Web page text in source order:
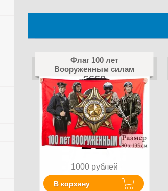
Флаг 100 лет
Вооруженным силам
СССР
1000 рублей
В корзину